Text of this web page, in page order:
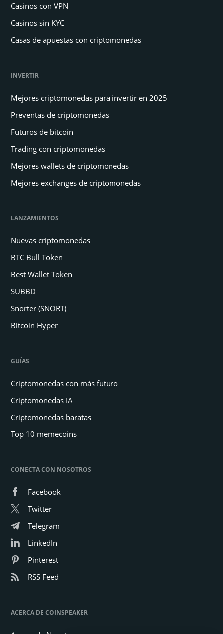
Casinos con VPN
Casinos sin KYC
Casas de apuestas con criptomonedas
INVERTIR
Mejores criptomonedas para invertir en 2025
Preventas de criptomonedas
Futuros de bitcoin
Trading con criptomonedas
Mejores wallets de criptomonedas
Mejores exchanges de criptomonedas
LANZAMIENTOS
Nuevas criptomonedas
BTC Bull Token
Best Wallet Token
SUBBD
Snorter (SNORT)
Bitcoin Hyper
GUÍAS
Criptomonedas con más futuro
Criptomonedas IA
Criptomonedas baratas
Top 10 memecoins
CONECTA CON NOSOTROS
Facebook
Twitter
Telegram
LinkedIn
Pinterest
RSS Feed
ACERCA DE COINSPEAKER